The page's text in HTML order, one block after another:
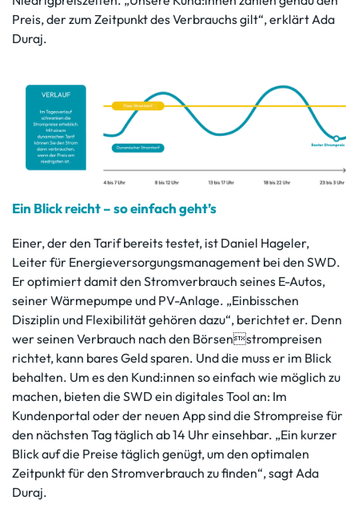
Preis, der zum Zeitpunkt des Verbrauchs gilt“, erklärt Ada
Duraj.
Ein Blick reicht – so einfach geht’s
Einer, der den Tarif bereits testet, ist Daniel Hageler,
Leiter für Energieversorgungsmanagement bei den SWD.
Er optimiert damit den Stromverbrauch seines E-Autos,
seiner Wärmepumpe und PV-Anlage. „Einbisschen
Disziplin und Flexibilität gehören dazu“, berichtet er. Denn
wer seinen Verbrauch nach den Börsenstrompreisen
richtet, kann bares Geld sparen. Und die muss er im Blick
behalten. Um es den Kund:innen so einfach wie möglich zu
machen, bieten die SWD ein digitales Tool an: Im
Kundenportal oder der neuen App sind die Strompreise für
den nächsten Tag täglich ab 14 Uhr einsehbar. „Ein kurzer
Blick auf die Preise täglich genügt, um den optimalen
Zeitpunkt für den Stromverbrauch zu finden“, sagt Ada
Duraj.